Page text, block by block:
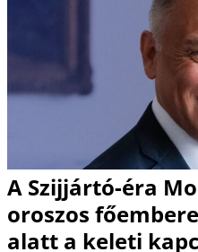
A Szijjártó-éra
oroszos
alatt a keleti